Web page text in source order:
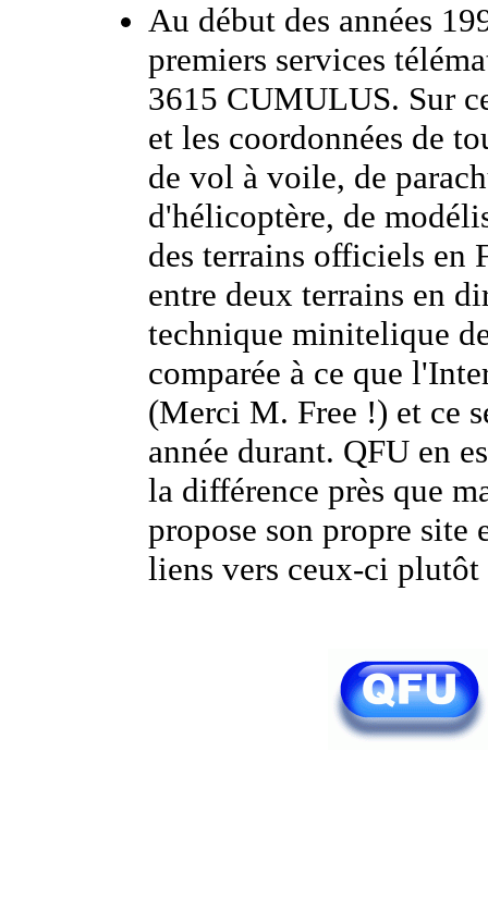
Au début des années
premiers services
3615 CUMULUS. Sur
et les coordonnées de
de vol à voile, de
d'hélicoptère, de
des terrains officiels en
entre deux terrains en
technique minitelique
comparée à ce que
(Merci M. Free !) et ce
année durant. QFU en
la différence près que
propose son propre site
liens vers ceux-ci plutôt